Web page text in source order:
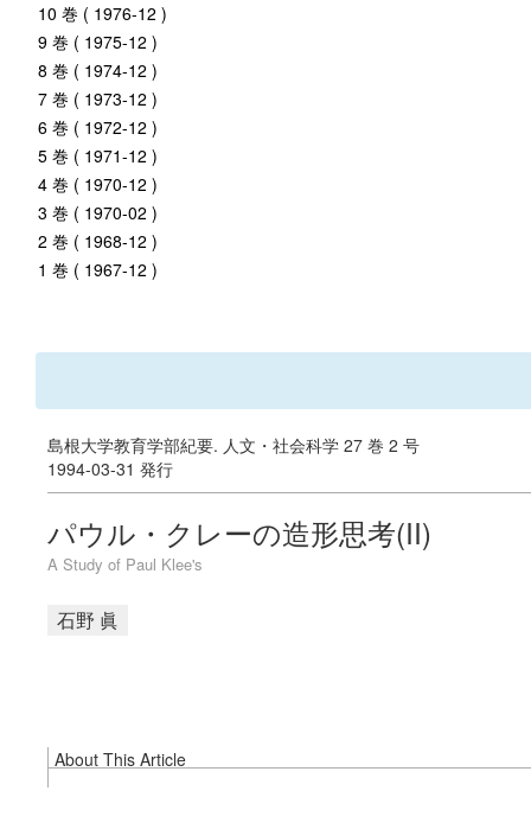
10 巻 ( 1976-12 )
9 巻 ( 1975-12 )
8 巻 ( 1974-12 )
7 巻 ( 1973-12 )
6 巻 ( 1972-12 )
5 巻 ( 1971-12 )
4 巻 ( 1970-12 )
3 巻 ( 1970-02 )
2 巻 ( 1968-12 )
1 巻 ( 1967-12 )
島根大学教育学部紀要. 人文・社会科学 27 巻 2 号
1994-03-31 発行
パウル・クレーの造形思考(II)
A Study of Paul Klee's
石野 眞
About This Article